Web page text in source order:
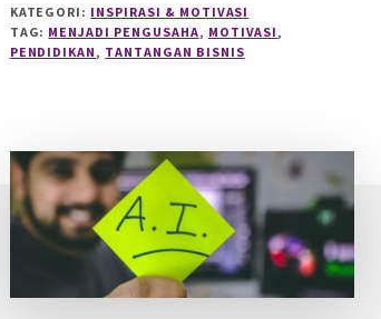
HARUS
KULIAH
DULU
KATEGORI: INSPIRASI & MOTIVASI
TAG: MENJADI PENGUSAHA, MOTIVASI ,
PENDIDIKAN , TANTANGAN BISNIS